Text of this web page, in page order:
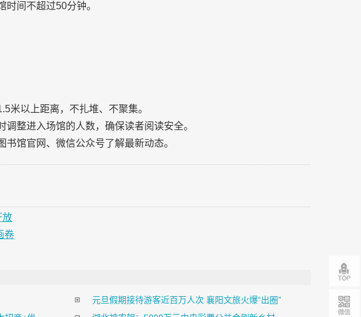
时间不超过50分钟。
米以上距离，不扎堆、不聚集。
整进入场馆的人数，确保读者阅读安全。
馆官网、微信公众号了解最新动态。
放
卷
元旦假期接待游客近百万人次 襄阳文旅火爆“出圈”